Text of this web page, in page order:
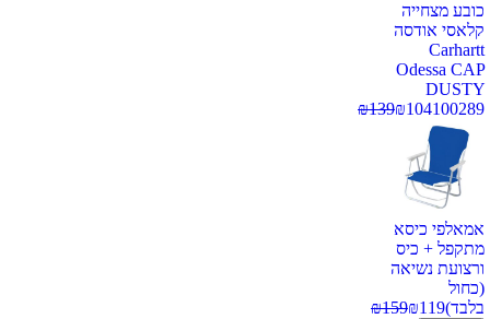
כובע מצחייה
קלאסי אודסה
Carhartt
Odessa CAP
DUSTY
100289
₪104
₪139
אמאלפי כיסא
מתקפל + כיס
ורצועת נשיאה
(כחול
בלבד)
₪119
₪159